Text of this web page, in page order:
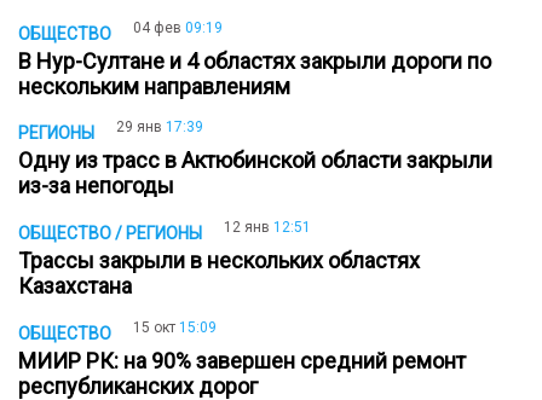
ОБЩЕСТВО 04 фев 09:19
В Нур-Султане и 4 областях закрыли дороги по
нескольким направлениям
РЕГИОНЫ 29 янв 17:39
Одну из трасс в Актюбинской области закрыли
из-за непогоды
ОБЩЕСТВО / РЕГИОНЫ 12 янв 12:51
Трассы закрыли в нескольких областях
Казахстана
ОБЩЕСТВО 15 окт 15:09
МИИР РК: на 90% завершен средний ремонт
республиканских дорог